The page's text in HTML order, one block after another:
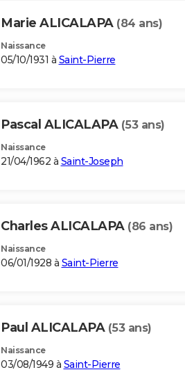
Marie ALICALAPA (84 ans)
Naissance
05/10/1931 à Saint-Pierre
Pascal ALICALAPA (53 ans)
Naissance
21/04/1962 à Saint-Joseph
Charles ALICALAPA (86 ans)
Naissance
06/01/1928 à Saint-Pierre
Paul ALICALAPA (53 ans)
Naissance
03/08/1949 à Saint-Pierre